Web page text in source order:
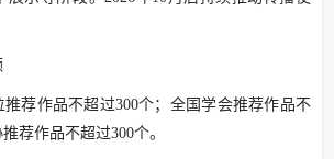
荐作品不超过300个；全国学会推荐作品不
荐作品不超过300个。